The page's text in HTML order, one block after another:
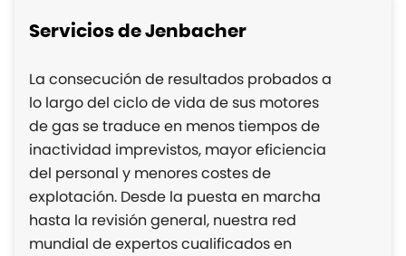
Servicios de Jenbacher
La consecución de resultados probados a
lo largo del ciclo de vida de sus motores
de gas se traduce en menos tiempos de
inactividad imprevistos, mayor eficiencia
del personal y menores costes de
explotación. Desde la puesta en marcha
hasta la revisión general, nuestra red
mundial de expertos cualificados en